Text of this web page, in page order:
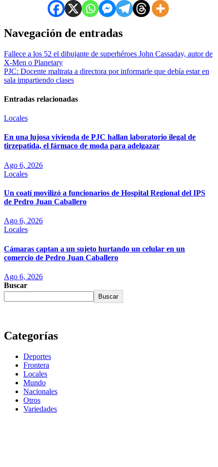
Navegación de entradas
Fallece a los 52 el dibujante de superhéroes John Cassaday, autor de
X-Men o Planetary
PJC: Docente maltrata a directora por informarle que debía estar en
sala impartiendo clases
Entradas relacionadas
Locales
En una lujosa vivienda de PJC hallan laboratorio ilegal de
tirzepatida, el fármaco de moda para adelgazar
Ago 6, 2026
Locales
Un coatí movilizó a funcionarios de Hospital Regional del IPS
de Pedro Juan Caballero
Ago 6, 2026
Locales
Cámaras captan a un sujeto hurtando un celular en un
comercio de Pedro Juan Caballero
Ago 6, 2026
Buscar
Buscar
Categorías
Deportes
Frontera
Locales
Mundo
Nacionales
Otros
Variedades